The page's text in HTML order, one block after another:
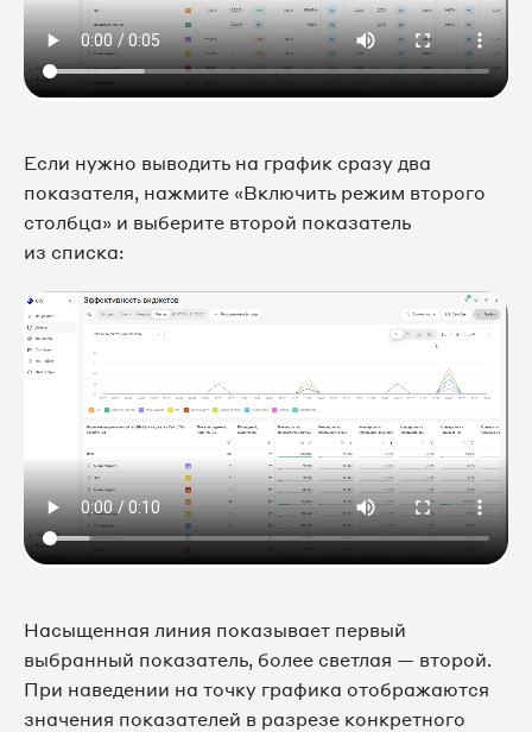
Если нужно выводить на график сразу два
показателя, нажмите «Включить режим второго
столбца» и выберите второй показатель
из списка:
Насыщенная линия показывает первый
выбранный показатель, более светлая — второй.
При наведении на точку графика отображаются
значения показателей в разрезе конкретного